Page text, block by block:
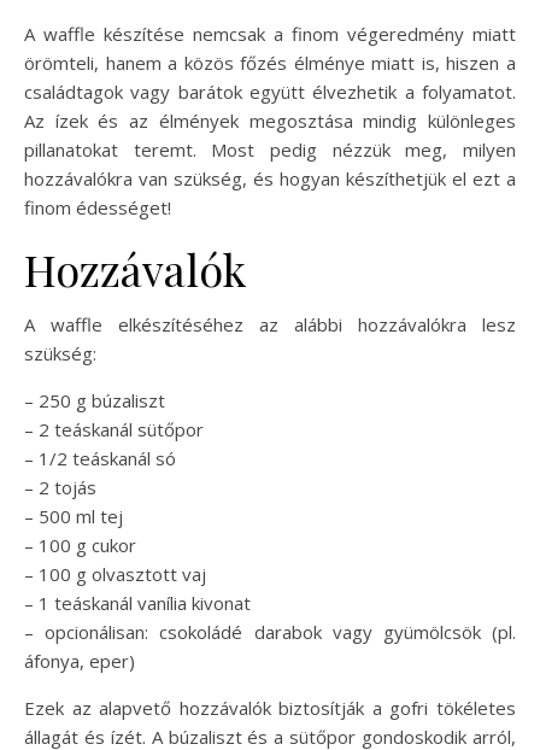
A waffle készítése nemcsak a finom végeredmény miatt
örömteli, hanem a közös főzés élménye miatt is, hiszen a
családtagok vagy barátok együtt élvezhetik a folyamatot.
Az ízek és az élmények megosztása mindig különleges
pillanatokat teremt. Most pedig nézzük meg, milyen
hozzávalókra van szükség, és hogyan készíthetjük el ezt a
finom édességet!
Hozzávalók
A waffle elkészítéséhez az alábbi hozzávalókra lesz
szükség:
– 250 g búzaliszt
– 2 teáskanál sütőpor
– 1/2 teáskanál só
– 2 tojás
– 500 ml tej
– 100 g cukor
– 100 g olvasztott vaj
– 1 teáskanál vanília kivonat
– opcionálisan: csokoládé darabok vagy gyümölcsök (pl.
áfonya, eper)
Ezek az alapvető hozzávalók biztosítják a gofri tökéletes
állagát és ízét. A búzaliszt és a sütőpor gondoskodik arról,